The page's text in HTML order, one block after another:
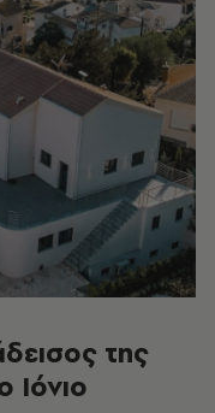
της
Ιόνιο